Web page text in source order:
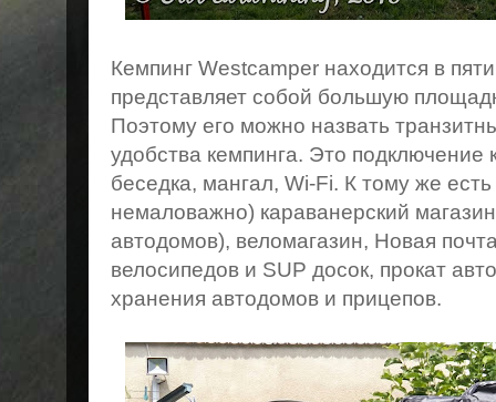
Кемпинг Westcamper находится в
представляет собой большую
Поэтому его можно назвать
удобства кемпинга. Это подключение
беседка, мангал, Wi-Fi. К тому же
немаловажно) караванерский
автодомов), веломагазин, Новая
велосипедов и SUP досок, прокат
хранения автодомов и прицепов.